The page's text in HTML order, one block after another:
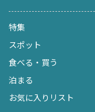
特集
スポット
食べる・買う
泊まる
お気に入りリスト